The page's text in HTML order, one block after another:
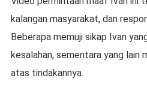
kalangan masyarakat, dan
Beberapa memuji sikap Ivan
kesalahan, sementara yang lain
atas tindakannya.